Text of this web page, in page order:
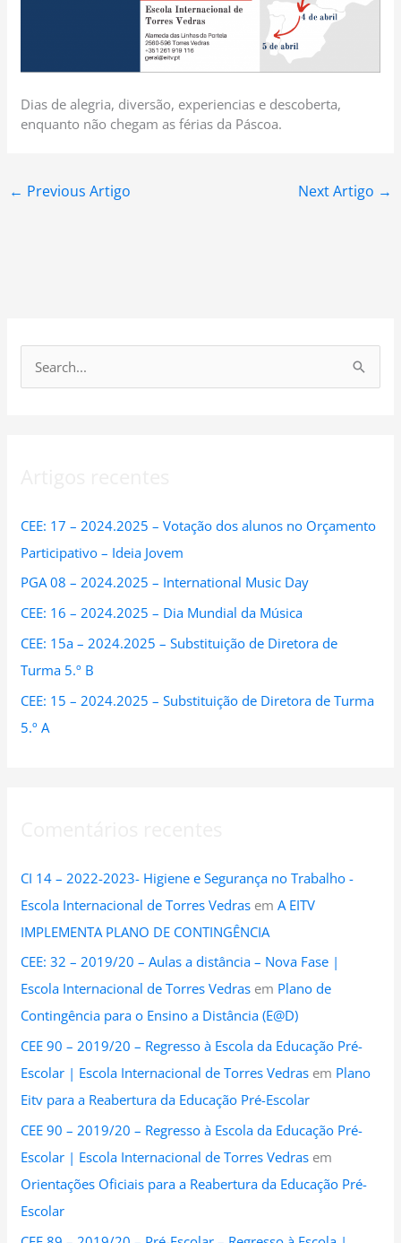
Dias de alegria, diversão, experiencias e descoberta,
enquanto não chegam as férias da Páscoa.
← Previous Artigo Next Artigo →
f
o
r
:
CEE: 17 – 2024.2025 – Votação dos alunos no Orçamento
Participativo – Ideia Jovem
PGA 08 – 2024.2025 – International Music Day
CEE: 16 – 2024.2025 – Dia Mundial da Música
CEE: 15a – 2024.2025 – Substituição de Diretora de
Turma 5.º B
CEE: 15 – 2024.2025 – Substituição de Diretora de Turma
5.º A
CI 14 – 2022-2023- Higiene e Segurança no Trabalho -
Escola Internacional de Torres Vedras emA EITV
IMPLEMENTA PLANO DE CONTINGÊNCIA
CEE: 32 – 2019/20 – Aulas a distância – Nova Fase |
Escola Internacional de Torres Vedras em Plano de
Contingência para o Ensino a Distância (E@D)
CEE 90 – 2019/20 – Regresso à Escola da Educação Pré-
Escolar | Escola Internacional de Torres Vedras em Plano
Eitv para a Reabertura da Educação Pré-Escolar
CEE 90 – 2019/20 – Regresso à Escola da Educação Pré-
Escolar | Escola Internacional de Torres Vedras em
Orientações Oficiais para a Reabertura da Educação Pré-
Escolar